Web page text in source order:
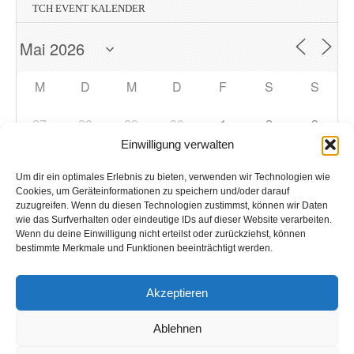
Einwilligung verwalten
Um dir ein optimales Erlebnis zu bieten, verwenden wir Technologien wie
Cookies, um Geräteinformationen zu speichern und/oder darauf
zuzugreifen. Wenn du diesen Technologien zustimmst, können wir Daten
wie das Surfverhalten oder eindeutige IDs auf dieser Website verarbeiten.
Wenn du deine Einwilligung nicht erteilst oder zurückziehst, können
bestimmte Merkmale und Funktionen beeinträchtigt werden.
Akzeptieren
Ablehnen
TCH EVENT KALENDER
M D M D F S S
27 28 29 30 1 2 3
4 8 9
11 12 13 14 15 16 17
25 26 27 28 29 30 31